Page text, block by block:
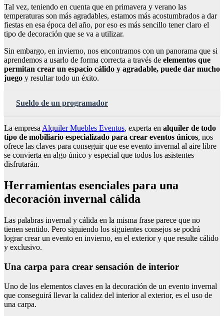
Tal vez, teniendo en cuenta que en primavera y verano las
temperaturas son más agradables, estamos más acostumbrados a dar
fiestas en esa época del año, por eso es más sencillo tener claro el
tipo de decoración que se va a utilizar.
Sin embargo, en invierno, nos encontramos con un panorama que si
aprendemos a usarlo de forma correcta a través de elementos que
permitan crear un espacio cálido y agradable, puede dar mucho
juego y resultar todo un éxito.
Sueldo de un programador
La empresaAlquiler Muebles Eventos, experta en alquiler de todo
tipo de mobiliario especializado para crear eventos únicos, nos
ofrece las claves para conseguir que ese evento invernal al aire libre
se convierta en algo único y especial que todos los asistentes
disfrutarán.
Herramientas esenciales para una
decoración invernal cálida
Las palabras invernal y cálida en la misma frase parece que no
tienen sentido. Pero siguiendo los siguientes consejos se podrá
lograr crear un evento en invierno, en el exterior y que resulte cálido
y exclusivo.
Una carpa para crear sensación de interior
Uno de los elementos claves en la decoración de un evento invernal
que conseguirá llevar la calidez del interior al exterior, es el uso de
una carpa.